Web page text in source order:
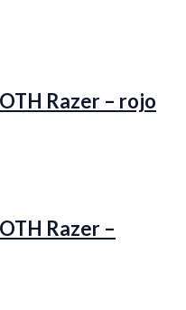
Razer – rojo
Razer –